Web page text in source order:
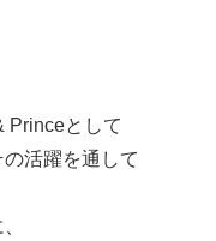
Princeとして
活躍を通して